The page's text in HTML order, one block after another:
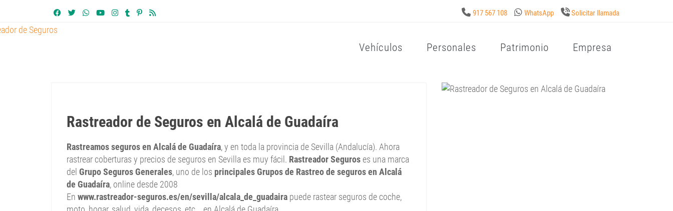
917 567 108 WhatsApp Solicitar llamada
Vehículos Personales Patrimonio Empresa
Rastreador de Seguros en Alcalá de Guadaíra
Rastreamos seguros en Alcalá de Guadaíra, y en toda la provincia de Sevilla (Andalucía). Ahora
rastrear coberturas y precios de seguros en Sevilla es muy fácil. Rastreador Seguros es una marca
del Grupo Seguros Generales, uno de los principales Grupos de Rastreo de seguros en Alcalá
de Guadaíra, online desde 2008
En www.rastreador-seguros.es/en/sevilla/alcala_de_guadaira puede rastear seguros de coche,